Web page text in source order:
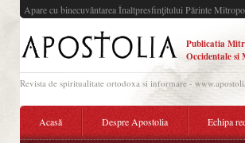
Apare cu binecuvântarea Înaltpresfinţitului Părinte
Publicatia
Occidentale si
Revista de spiritualitate ortodoxa si informare -
Acasă Despre Apostolia Echipa